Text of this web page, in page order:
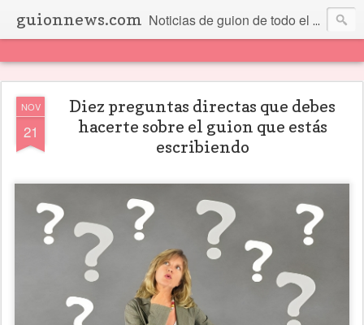
guionnews.com Noticias de guion de todo el mundo... Y más.
NOV
21
Diez preguntas directas que debes
hacerte sobre el guion que estás
escribiendo